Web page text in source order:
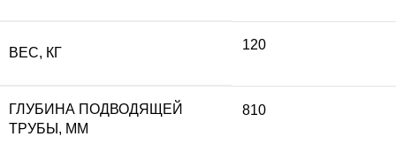
ВЕС, КГ
120
ГЛУБИНА ПОДВОДЯЩЕЙ
ТРУБЫ, ММ
810